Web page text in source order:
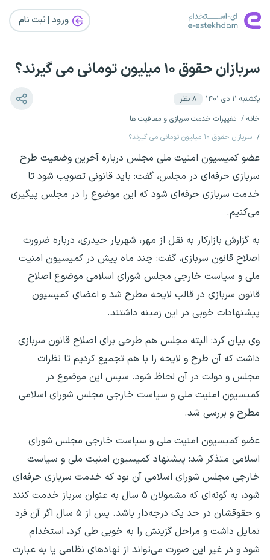
ورود | ثبت‌ نام
سربازان حقوق ۱۰ میلیون تومانی می گیرند؟
یکشنبه ۱۱ دی ۱۴۰۱ ۸ نظر
خانه
تغییرات خدمت سربازی و معافیت ها
سربازان حقوق ۱۰ میلیون تومانی می گیرند؟
عضو کمیسیون امنیت ملی مجلس درباره آخرین وضعیت طرح
سربازی حرفه‌ای در مجلس، گفت: باید قانونی تصویب شود تا
خدمت سربازی حرفه‌ای شود که این موضوع را در مجلس پیگیری
می‌کنیم.
به گزارش بازارکار به نقل از مهر، شهریار حیدری، درباره ضرورت
اصلاح قانون سربازی، گفت: چند ماه پیش در کمیسیون امنیت
ملی و سیاست خارجی مجلس شورای اسلامی موضوع اصلاح
قانون سربازی در قالب لایحه مطرح شد و اعضای کمیسیون
پیشنهادات خوبی در این زمینه داشتند.
وی بیان کرد: البته مجلس هم طرحی برای اصلاح قانون سربازی
داشت که آن طرح و لایحه را با هم تجمیع کردیم تا نظرات
مجلس و دولت در آن لحاظ شود. سپس این موضوع در
کمیسیون امنیت ملی و سیاست خارجی مجلس شورای اسلامی
مطرح و بررسی شد.
عضو کمیسیون امنیت ملی و سیاست خارجی مجلس شورای
اسلامی متذکر شد: پیشنهاد کمیسیون امنیت ملی و سیاست
خارجی مجلس شورای اسلامی آن بود که خدمت سربازی حرفه‌ای
شود، به گونه‌ای که مشمولان ۵ سال به عنوان سرباز خدمت کنند
و حقوقشان در حد یک درجه‌دار باشد. پس از ۵ سال اگر آن فرد
تمایل داشت و مراحل گزینش را به خوبی طی کرد، استخدام
شود و در غیر این صورت می‌تواند از نهادهای نظامی یا به عبارت